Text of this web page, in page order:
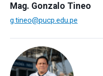
Mag. Gonzalo Tineo
g.tineo@pucp.edu.pe